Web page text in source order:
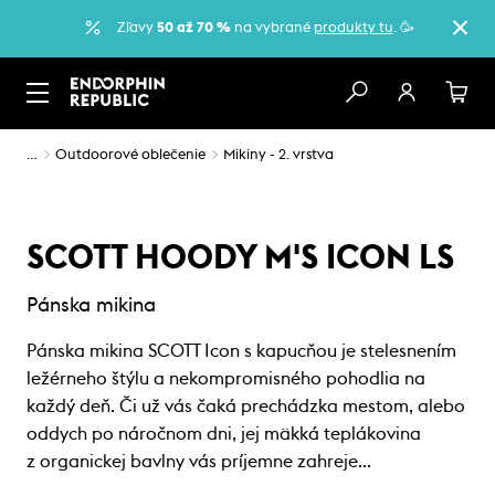
Zľavy 50 až 70 %na vybrané produkty tu. 🥳
… Outdoorové oblečenie Mikiny - 2. vrstva
SCOTT HOODY M'S ICON LS
Pánska mikina
Pánska mikina SCOTT Icon s kapucňou je stelesnením
ležérneho štýlu a nekompromisného pohodlia na
každý deň. Či už vás čaká prechádzka mestom, alebo
oddych po náročnom dni, jej mäkká teplákovina
z organickej bavlny vás príjemne zahreje…